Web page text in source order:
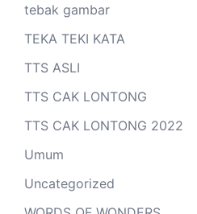
tebak gambar
TEKA TEKI KATA
TTS ASLI
TTS CAK LONTONG
TTS CAK LONTONG 2022
Umum
Uncategorized